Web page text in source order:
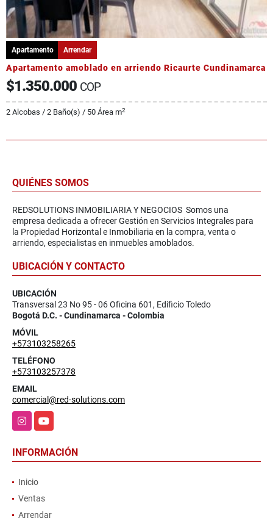
Apartamento Arrendar
Apartamento amoblado en arriendo Ricaurte Cundinamarca
$1.350.000 COP
2 Alcobas / 2 Baño(s) / 50 Área m2
QUIÉNES SOMOS
REDSOLUTIONS INMOBILIARIA Y NEGOCIOS Somos una
empresa dedicada a ofrecer Gestión en Servicios Integrales para
la Propiedad Horizontal e Inmobiliaria en la compra, venta o
arriendo, especialistas en inmuebles amoblados.
UBICACIÓN Y CONTACTO
UBICACIÓN
Transversal 23 No 95 - 06 Oficina 601, Edificio Toledo
Bogotá D.C. - Cundinamarca - Colombia
MÓVIL
+573103258265
TELÉFONO
+573103257378
EMAIL
comercial@red-solutions.com
InstagramYouTube
INFORMACIÓN
Inicio
Ventas
Arrendar